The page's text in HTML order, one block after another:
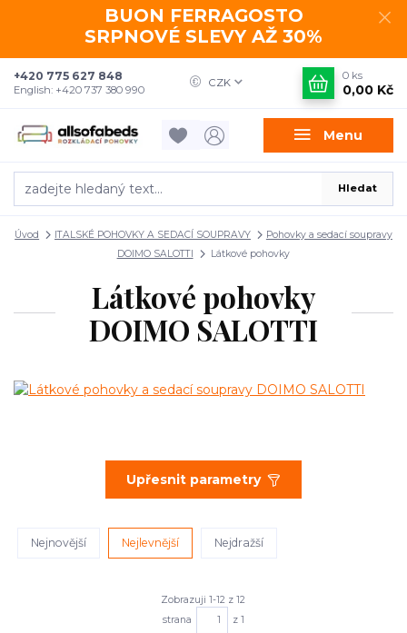
BUON FERRAGOSTO
SRPNOVÉ SLEVY AŽ 30%
Menu
CZK
Hledat
+420 775 627 848
English: +420 737 380 990
0 ks
0,00 Kč
Úvod ITALSKÉ POHOVKY A SEDACÍ SOUPRAVY
Pohovky a sedací soupravy
DOIMO SALOTTI
Látkové pohovky
Látkové pohovky
DOIMO SALOTTI
Upřesnit parametry
Nejnovější Nejlevnější Nejdražší
Zobrazuji 1-12 z 12
strana
z 1